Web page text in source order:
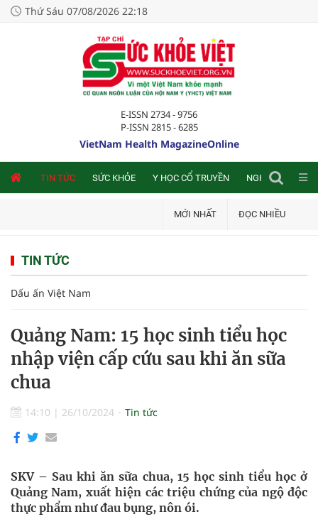
Thứ Sáu 07/08/2026 22:18
E-ISSN 2734 - 9756
P-ISSN 2815 - 6285
VietNam Health MagazineOnline
TIN TỨC SỨC KHỎE Y HỌC CỔ TRUYỀN NGHIÊN CỨU
MỚI NHẤT ĐỌC NHIỀU
TIN TỨC
Dấu ấn Việt Nam
Quảng Nam: 15 học sinh tiểu học
nhập viện cấp cứu sau khi ăn sữa
chua
14:10 | 26/10/2024 Tin tức
SKV – Sau khi ăn sữa chua, 15 học sinh tiểu học ở
Quảng Nam, xuất hiện các triệu chứng của ngộ độc
thực phẩm như đau bụng, nôn ói.